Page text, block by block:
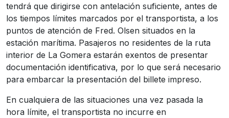
tendrá que dirigirse con antelación suficiente, antes de
los tiempos límites marcados por el transportista, a los
puntos de atención de Fred. Olsen situados en la
estación marítima. Pasajeros no residentes de la ruta
interior de La Gomera estarán exentos de presentar
documentación identificativa, por lo que será necesario
para embarcar la presentación del billete impreso.
En cualquiera de las situaciones una vez pasada la
hora límite, el transportista no incurre en